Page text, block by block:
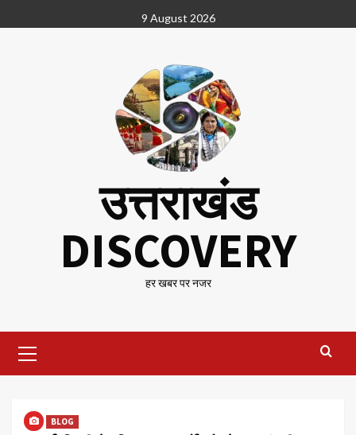
to
9 August 2026
उत्तराखंड
DISCOVERY
हर खबर पर नजर
Menu
BLOG